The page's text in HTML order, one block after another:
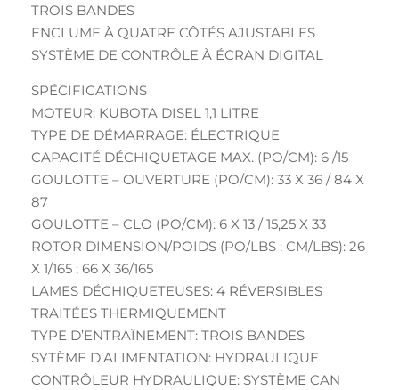
TROIS BANDES
ENCLUME À QUATRE CÔTÉS AJUSTABLES
SYSTÈME DE CONTRÔLE À ÉCRAN DIGITAL
SPÉCIFICATIONS
MOTEUR: KUBOTA DISEL 1,1 LITRE
TYPE DE DÉMARRAGE: ÉLECTRIQUE
CAPACITÉ DÉCHIQUETAGE MAX. (PO/CM): 6 /15
GOULOTTE – OUVERTURE (PO/CM): 33 X 36 / 84 X
87
GOULOTTE – CLO (PO/CM): 6 X 13 / 15,25 X 33
ROTOR DIMENSION/POIDS (PO/LBS ; CM/LBS): 26
X 1/165 ; 66 X 36/165
LAMES DÉCHIQUETEUSES: 4 RÉVERSIBLES
TRAITÉES THERMIQUEMENT
TYPE D’ENTRAÎNEMENT: TROIS BANDES
SYTÈME D’ALIMENTATION: HYDRAULIQUE
CONTRÔLEUR HYDRAULIQUE: SYSTÈME CAN